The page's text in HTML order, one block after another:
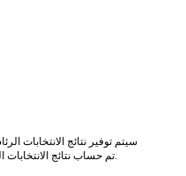
* سيتم توفير نتائج الانتخابات الرئاسية 2023 31 مارس من قبل وكالة
* تم حساب نتائج الانتخابات التركية بما في ذلك مراكز الاقتراع خارج تركيا.